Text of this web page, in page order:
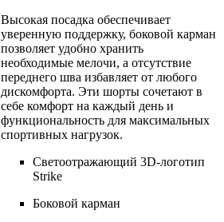
Высокая посадка обеспечивает
уверенную поддержку, боковой карман
позволяет удобно хранить
необходимые мелочи, а отсутствие
переднего шва избавляет от любого
дискомфорта. Эти шорты сочетают в
себе комфорт на каждый день и
функциональность для максимальных
спортивных нагрузок.
Светоотражающий 3D-логотип
Strike
Боковой карман